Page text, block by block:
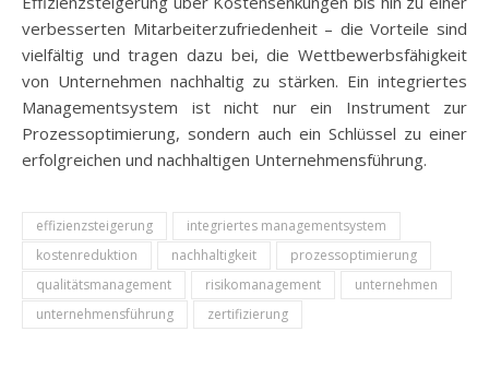
verbesserten Mitarbeiterzufriedenheit – die Vorteile sind
vielfältig und tragen dazu bei, die Wettbewerbsfähigkeit
von Unternehmen nachhaltig zu stärken. Ein integriertes
Managementsystem ist nicht nur ein Instrument zur
Prozessoptimierung, sondern auch ein Schlüssel zu einer
erfolgreichen und nachhaltigen Unternehmensführung.
effizienzsteigerung
integriertes managementsystem
kostenreduktion
nachhaltigkeit
prozessoptimierung
qualitätsmanagement
risikomanagement
unternehmen
unternehmensführung
zertifizierung